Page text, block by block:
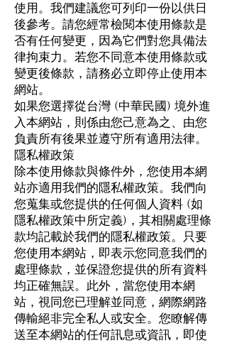
使用。我們建議您可列印一份以供日
後參考。請您經常檢閱本使用條款是
否有任何變更，因為它們對您具備法
律拘束力。若您不同意本使用條款或
變更後條款，請務必立即停止使用本
網站。
如果您選擇從台灣 (中華民國) 境外進
入本網站，則係由您己意為之、由您
負責所有後果並遵守所有適用法律。
隱私權政策
除本使用條款與條件外，您使用本網
站亦適用我們的隱私權政策。我們向
您蒐集或您提供的任何個人資料 (如
隱私權政策中所定義)，其相關處理條
款均記載於我們的隱私權政策。只要
您使用本網站，即表示您同意我們的
處理條款，並保證您提供的所有資料
均正確無誤。此外，當您使用本網
站，視同您已理解並同意，網際網路
傳輸絕非完全私人或安全。您瞭解傳
送至本網站的任何訊息或資訊，即使